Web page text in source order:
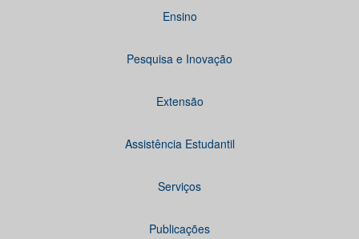
Ensino
Pesquisa e Inovação
Extensão
Assistência Estudantil
Serviços
Publicações